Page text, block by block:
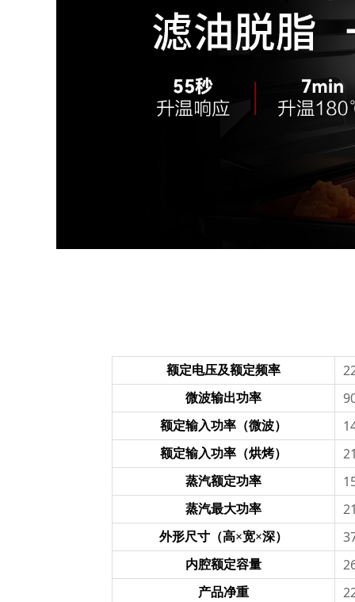
额定电压及额定频率
微波输出功率
额定输入功率（微波）
额定输入功率（烘烤）
蒸汽额定功率
蒸汽最大功率
外形尺寸（高×宽×深）
内腔额定容量
产品净重